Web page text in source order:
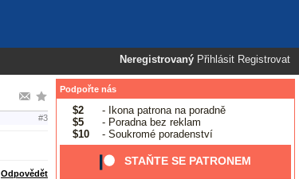
Neregistrovaný Přihlásit Registrovat
#3
Odpovědět
Podpořte nás
$2
- Ikona patrona na poradně
$5
- Poradna bez reklam
$10
- Soukromé poradenství
STAŇTE SE PATRONEM